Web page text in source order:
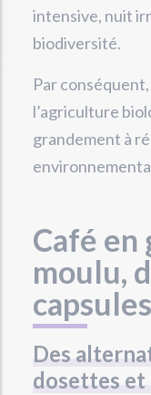
intensive, nuit
biodiversité.
Par
l’agriculture
grandement à
Café en
moulu,
Des
dosettes et